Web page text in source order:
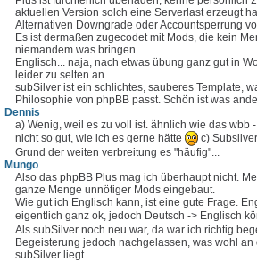
aktuellen Version solch eine Serverlast erzeugt
Alternativen Downgrade oder Accountsperrung
Es ist dermaßen zugecodet mit Mods, die kein
niemandem was bringen...
Englisch... naja, nach etwas übung ganz gut in
leider zu selten an.
subSilver ist ein schlichtes, sauberes Template,
Philosophie von phpBB passt. Schön ist was
Dennis
a) Wenig, weil es zu voll ist. ähnlich wie das wbb
nicht so gut, wie ich es gerne hätte
c)
Grund der weiten verbreitung es "häufig"...
Mungo
Also das phpBB Plus mag ich überhaupt nicht.
ganze Menge unnötiger Mods eingebaut.
Wie gut ich Englisch kann, ist eine gute Frage.
eigentlich ganz ok, jedoch Deutsch -> Englisch
Als subSilver noch neu war, da war ich richtig
Begeisterung jedoch nachgelassen, was wohl
subSilver liegt.